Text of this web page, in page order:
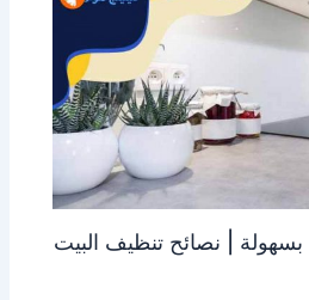
| نصائح تنظيف البيت